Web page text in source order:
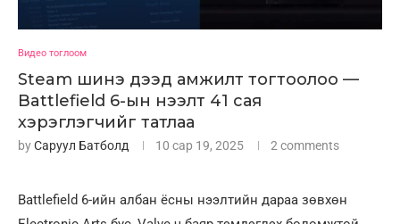
Видео тоглоом
Steam шинэ дээд амжилт тогтоолоо —
Battlefield 6-ын нээлт 41 сая
хэрэглэгчийг татлаа
byСаруул Батболд 10 сар 19, 2025 2 comments
Battlefield 6-ийн албан ёсны нээлтийн дараа зөвхөн